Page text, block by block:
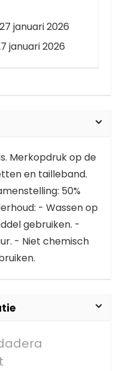
januari 2026
januari 2026
Merkopdruk op de
en tailleband.
50%
- Wassen op
gebruiken. -
- Niet chemisch